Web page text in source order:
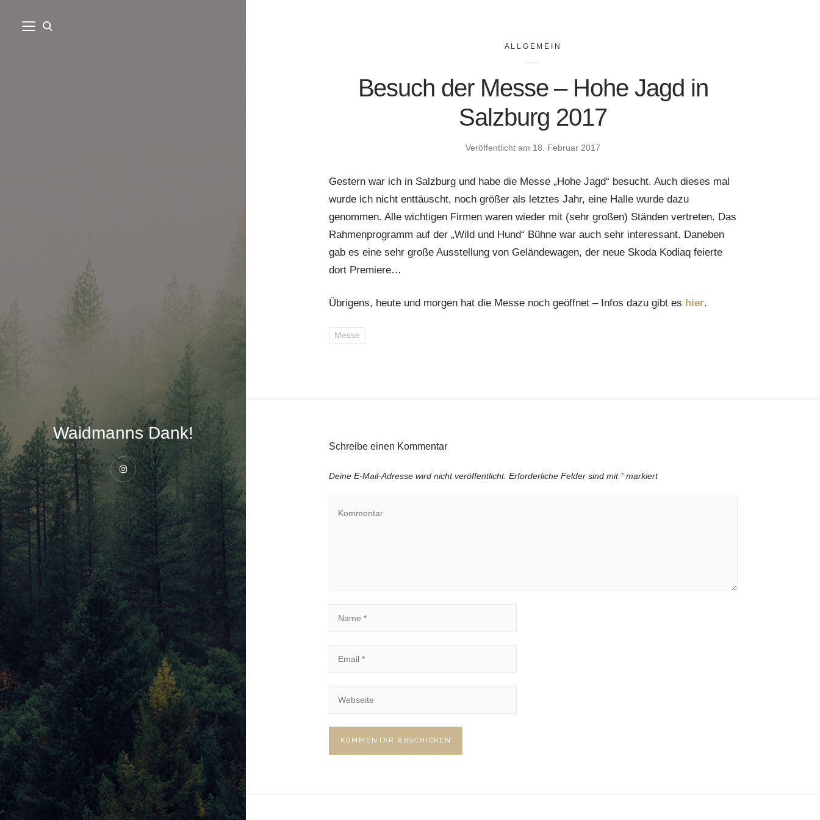
Waidmanns Dank!
Instagram
ALLGEMEIN
Besuch der Messe – Hohe Jagd in
Salzburg 2017
Veröffentlicht am 18. Februar 2017
Gestern war ich in Salzburg und habe die Messe „Hohe Jagd“ besucht. Auch dieses mal
wurde ich nicht enttäuscht, noch größer als letztes Jahr, eine Halle wurde dazu
genommen. Alle wichtigen Firmen waren wieder mit (sehr großen) Ständen vertreten. Das
Rahmenprogramm auf der „Wild und Hund“ Bühne war auch sehr interessant. Daneben
gab es eine sehr große Ausstellung von Geländewagen, der neue Skoda Kodiaq feierte
dort Premiere…
Übrigens, heute und morgen hat die Messe noch geöffnet – Infos dazu gibt es hier.
Messe
Schreibe einen Kommentar
Deine E-Mail-Adresse wird nicht veröffentlicht. Erforderliche Felder sind mit *markiert